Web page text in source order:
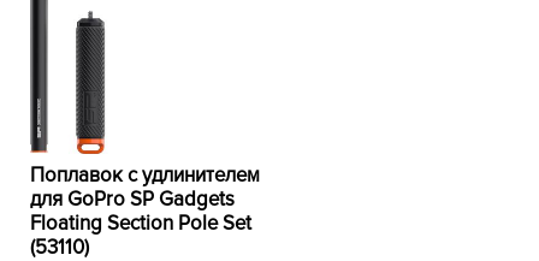
Поплавок с удлинителем
для GoPro SP Gadgets
Floating Section Pole Set
(53110)